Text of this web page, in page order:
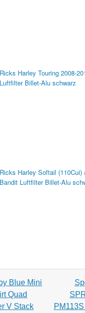
Ricks Harley Touring 2008-
Luftfilter Billet-Alu schwarz
Ricks Harley Softail (110Cui)
Bandit Luftfilter Billet-Alu
Blue Mini
Quad
V Stack